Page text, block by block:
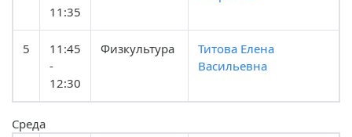
11:35
5
11:45
-
12:30
Физкультура
Титова Елена
Васильевна
Среда